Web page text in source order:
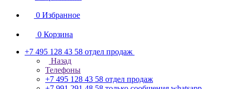
0 Избранное
0 Корзина
+7 495 128 43 58 отдел продаж
Назад
Телефоны
+7 495 128 43 58 отдел продаж